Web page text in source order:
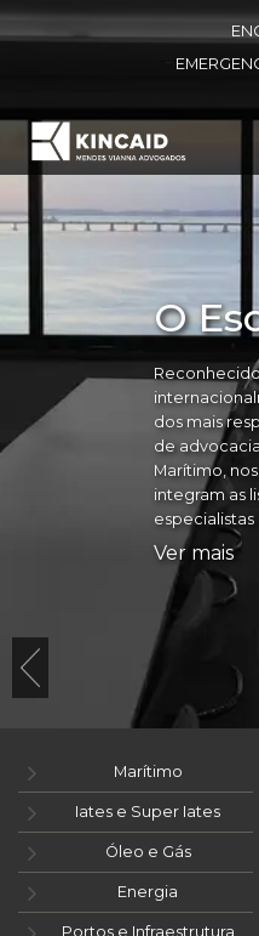
O
dos mais
de
Marítimo,
integram as
especialistas
Ver mais
Marítimo
Iates e Super Iates
Óleo e Gás
Energia
Portos e Infraestrutura